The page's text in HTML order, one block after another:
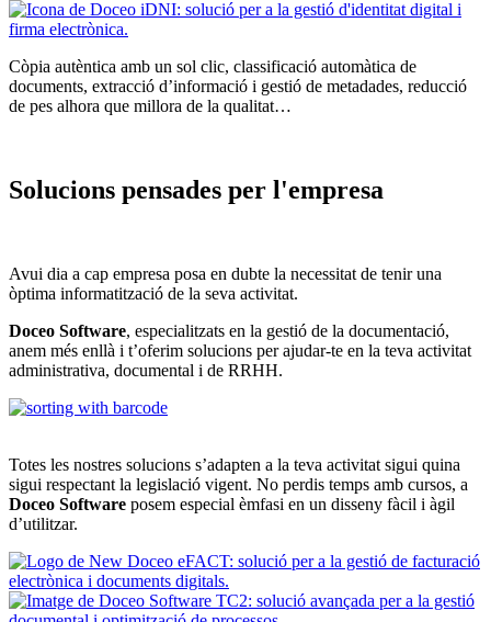
Còpia autèntica amb un sol clic, classificació automàtica de
documents, extracció d’informació i gestió de metadades, reducció
de pes alhora que millora de la qualitat…
Solucions pensades per l'empresa
Avui dia a cap empresa posa en dubte la necessitat de tenir una
òptima informatització de la seva activitat.
Doceo Software, especialitzats en la gestió de la documentació,
anem més enllà i t’oferim solucions per ajudar-te en la teva activitat
administrativa, documental i de RRHH.
Totes les nostres solucions s’adapten a la teva activitat sigui quina
sigui respectant la legislació vigent. No perdis temps amb cursos, a
Doceo Software posem especial èmfasi en un disseny fàcil i àgil
d’utilitzar.